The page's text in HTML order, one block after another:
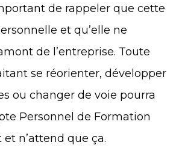
de rappeler que cette
et qu’elle ne
de l’entreprise. Toute
se réorienter, développer
ou changer de voie pourra
Personnel de Formation
et n’attend que ça.